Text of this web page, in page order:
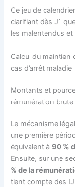
Ce jeu de
clarifiant dès J1
les malentendus et
Calcul du maintien
cas d’arrêt maladie
Montants et
rémunération brute
Le mécanisme
une première
équivalent à 90 %
Ensuite, sur une
% de la
tient compte des IJ